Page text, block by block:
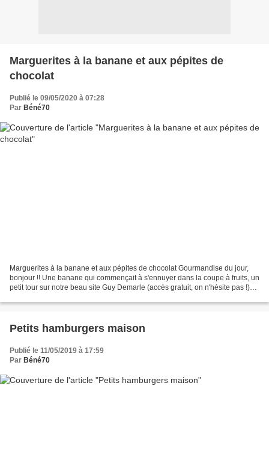
Marguerites à la banane et aux pépites de
chocolat
Publié le 09/05/2020 à 07:28
Par Béné70
Marguerites à la banane et aux pépites de chocolat Gourmandise du jour,
bonjour !! Une banane qui commençait à s'ennuyer dans la coupe à fruits, un
petit tour sur notre beau site Guy Demarle (accès gratuit, on n'hésite pas !)
Petits hamburgers maison
Publié le 11/05/2019 à 17:59
Par Béné70